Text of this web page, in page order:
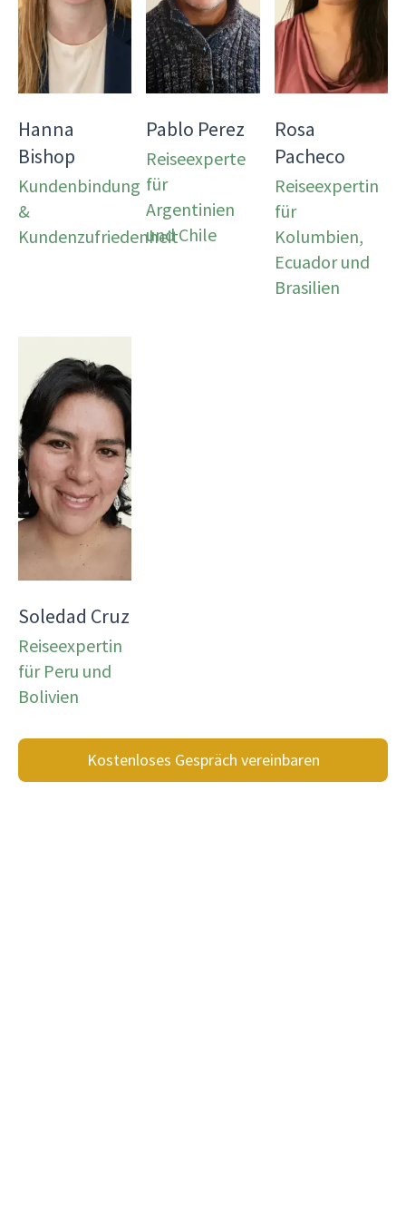
Hanna
Bishop
Kundenbindung
&
Kundenzufriedenheit
Pablo Perez
Reiseexperte
für
Argentinien
und Chile
Rosa
Pacheco
Reiseexpertin
für
Kolumbien,
Ecuador und
Brasilien
Soledad Cruz
Reiseexpertin
für Peru und
Bolivien
Kostenloses Gespräch vereinbaren